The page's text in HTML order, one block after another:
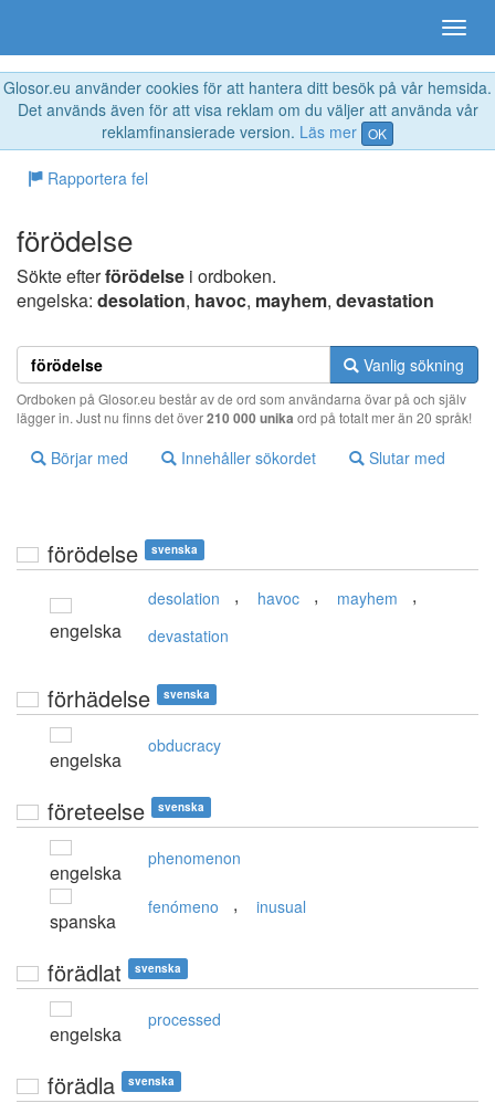
Glosor.eu använder cookies för att hantera ditt besök på vår hemsida.
Det används även för att visa reklam om du väljer att använda vår
reklamfinansierade version. Läs mer OK
Rapportera fel
förödelse
Sökte efterförödelse i ordboken.
engelska: desolation, havoc, mayhem, devastation
Vanlig sökning
Ordboken på Glosor.eu består av de ord som användarna övar på och själv
lägger in. Just nu finns det över210 000 unika ord på totalt mer än 20 språk!
Börjar med Innehåller sökordet Slutar med
förödelse svenska
engelska
desolation , havoc , mayhem ,
devastation
förhädelse svenska
engelska
obducracy
företeelse svenska
engelska
phenomenon
spanska
fenómeno , inusual
förädlat svenska
engelska
processed
förädla svenska